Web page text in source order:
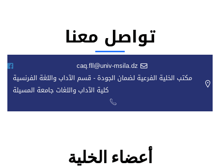
تواصل معنا
caq.fll@univ-msila.dz
مكتب الخلية الفرعية لضمان الجودة - قسم الآداب واللغة الفرنسية
كلية الآداب واللغات جامعة المسيلة
أعضاء الخلية